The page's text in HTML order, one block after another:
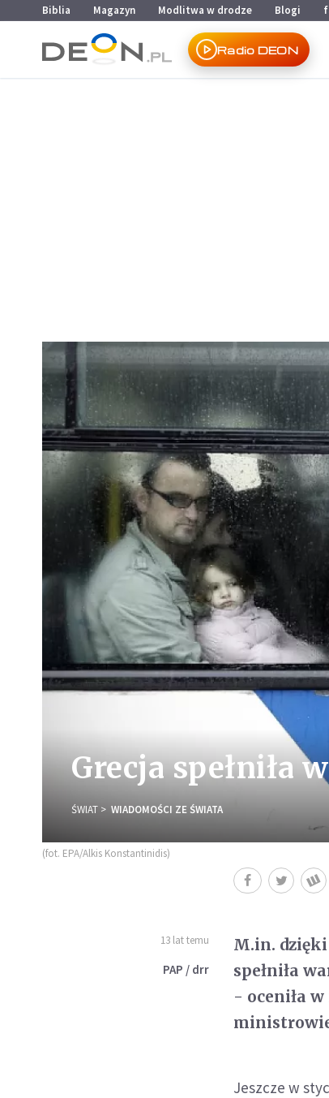
Przejdź do menu głównego
Przejdź do treści
Biblia Magazyn Modlitwa w drodze Blogi
Radio DEON
Grecja spełniła
ŚWIAT WIADOMOŚCI ZE ŚWIATA
(fot. EPA/Alkis Konstantinidis)
13 lat temu
PAP / drr
M.in.
spełniła
- oceniła
Jeszcze w